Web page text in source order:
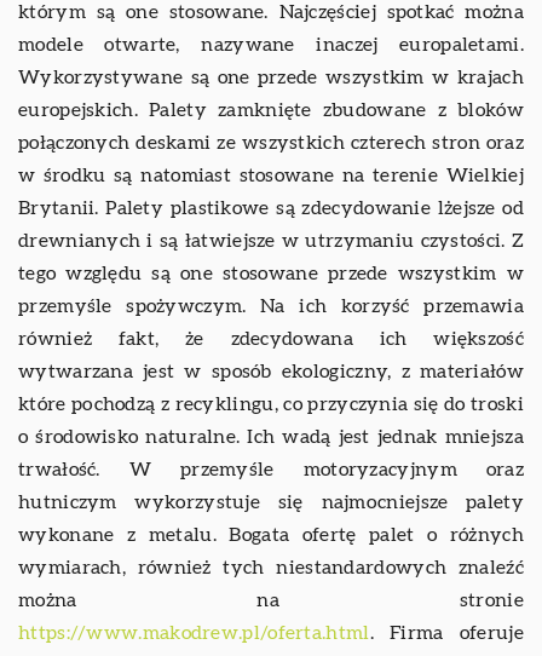
którym są one stosowane. Najczęściej spotkać można
modele otwarte, nazywane inaczej europaletami.
Wykorzystywane są one przede wszystkim w krajach
europejskich. Palety zamknięte zbudowane z bloków
połączonych deskami ze wszystkich czterech stron oraz
w środku są natomiast stosowane na terenie Wielkiej
Brytanii. Palety plastikowe są zdecydowanie lżejsze od
drewnianych i są łatwiejsze w utrzymaniu czystości. Z
tego względu są one stosowane przede wszystkim w
przemyśle spożywczym. Na ich korzyść przemawia
również fakt, że zdecydowana ich większość
wytwarzana jest w sposób ekologiczny, z materiałów
które pochodzą z recyklingu, co przyczynia się do troski
o środowisko naturalne. Ich wadą jest jednak mniejsza
trwałość. W przemyśle motoryzacyjnym oraz
hutniczym wykorzystuje się najmocniejsze palety
wykonane z metalu. Bogata ofertę palet o różnych
wymiarach, również tych niestandardowych znaleźć
można na stronie
https://www.makodrew.pl/oferta.html. Firma oferuje